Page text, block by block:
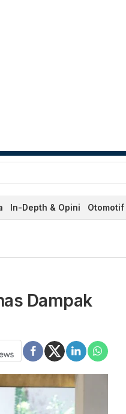
In-Depth & Opini Otomotif
Dampak